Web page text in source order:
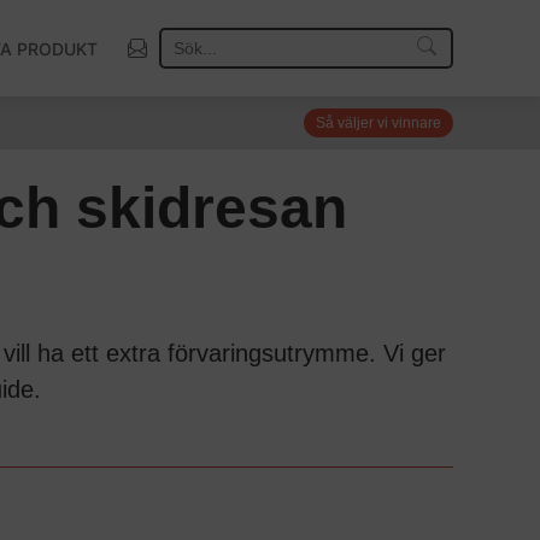
PRODUKT
Så väljer vi vinnare
skidresan
ha ett extra förvaringsutrymme. Vi ger